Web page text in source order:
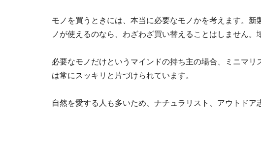
モノを買うときには、本当に必要なモノかを考えます。
ノが使えるのなら、わざわざ買い替えることはしません。
必要なモノだけというマインドの持ち主の場合、ミニマ
は常にスッキリと片づけられています。
自然を愛する人も多いため、ナチュラリスト、アウトドア